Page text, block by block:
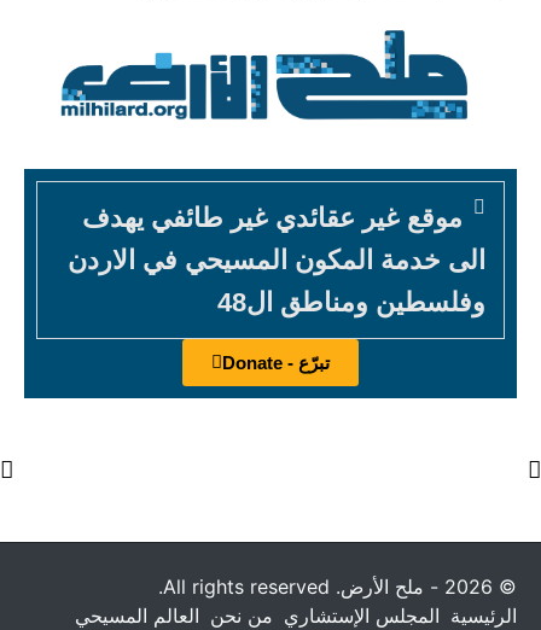
موقع غير عقائدي غير طائفي يهدف
الى خدمة المكون المسيحي في الاردن
وفلسطين ومناطق ال48
تبرّع - Donate
© 2026 - ملح الأرض. All rights reserved.
الرئيسية المجلس الإستشاري من نحن العالم المسيحي